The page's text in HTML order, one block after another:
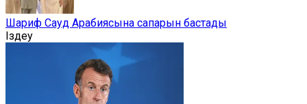
Шариф Сауд Арабиясына сапарын бастады
Іздеу